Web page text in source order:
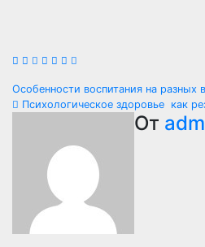
Навигация
записям
Особенности воспитания на разных
Психологическое здоровье как
От